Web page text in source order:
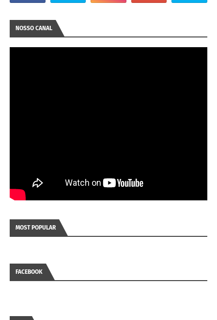
NOSSO CANAL
MOST POPULAR
FACEBOOK